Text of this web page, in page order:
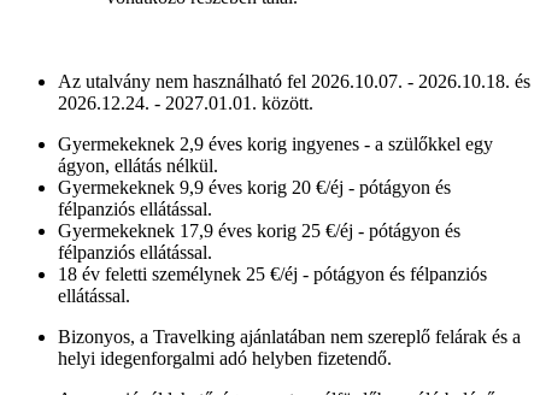
Az utalvány nem használható fel 2026.10.07. - 2026.10.18. és
2026.12.24. - 2027.01.01. között.
Gyermekeknek 2,9 éves korig ingyenes - a szülőkkel egy
ágyon, ellátás nélkül.
Gyermekeknek 9,9 éves korig 20 €/éj - pótágyon és
félpanziós ellátással.
Gyermekeknek 17,9 éves korig 25 €/éj - pótágyon és
félpanziós ellátással.
18 év feletti személynek 25 €/éj - pótágyon és félpanziós
ellátással.
Bizonyos, a Travelking ajánlatában nem szereplő felárak és a
helyi idegenforgalmi adó helyben fizetendő.
ÖSSZES ELFOGADÁSA
RÉSZLETEK MEGJELENÍTÉSE